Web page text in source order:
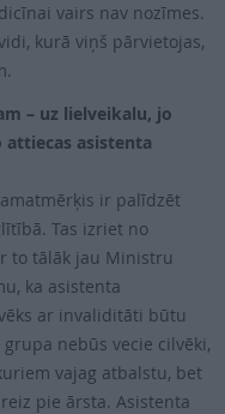
vairs nav nozīmes.
kurā viņš pārvietojas,
– uz lielveikalu, jo
asistenta
ir palīdzēt
Tas izriet no
to tālāk jau Ministru
ka asistenta
ar invaliditāti būtu
nebūs vecie cilvēki,
vajag atbalstu, bet
pie ārsta. Asistenta